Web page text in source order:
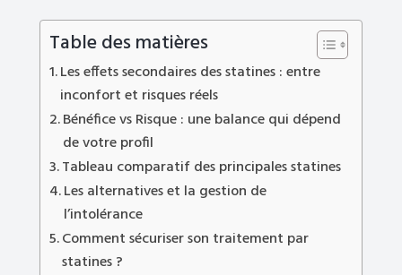
Table des matières
Les effets secondaires des statines : entre
inconfort et risques réels
Bénéfice vs Risque : une balance qui dépend
de votre profil
Tableau comparatif des principales statines
Les alternatives et la gestion de
l’intolérance
Comment sécuriser son traitement par
statines ?